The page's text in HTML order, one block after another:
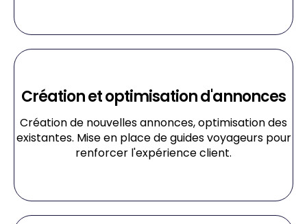
Création et optimisation d'annonces
Création de nouvelles annonces, optimisation des
existantes. Mise en place de guides voyageurs pour
renforcer l'expérience client.